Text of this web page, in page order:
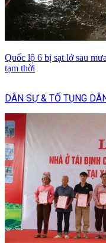
Quốc lộ 6 bị sạt lở sau
tạm thời
DÂN SỰ & TỐ TỤNG